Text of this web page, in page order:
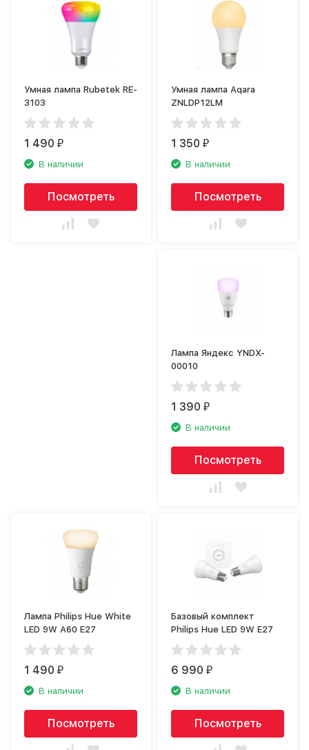
Умная лампа Rubetek RE-
3103
1 490₽
В наличии
Посмотреть
Умная лампа Aqara
ZNLDP12LM
1 350₽
В наличии
Посмотреть
Лампа Яндекс YNDX-
00010
1 390₽
В наличии
Посмотреть
Лампа Philips Hue White
LED 9W A60 E27
1 490₽
В наличии
Посмотреть
Базовый комплект
Philips Hue LED 9W E27
6 990₽
В наличии
Посмотреть